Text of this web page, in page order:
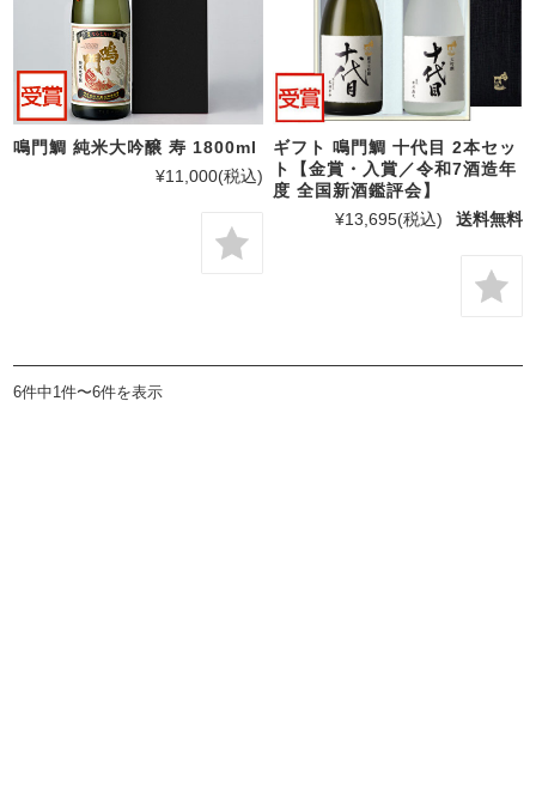
鳴門鯛 純米大吟醸 寿 1800ml
¥11,000(税込)
ギフト 鳴門鯛 十代目 2本セッ
ト【金賞・入賞／令和7酒造年
度 全国新酒鑑評会】
¥13,695(税込) 送料無料
6件中1件〜6件を表示